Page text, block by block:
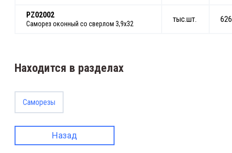
PZ02002
Саморез оконный со сверлом 3,9х32
тыс.шт.
Находится в разделах
Саморезы
Назад